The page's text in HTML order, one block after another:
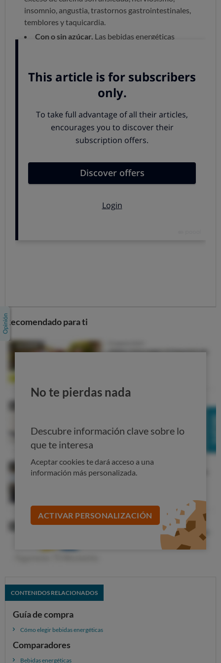
insomnio, angustia, trastornos gastrointestinales,
temblores y taquicardia.
Con o sin azúcar. Las bebidas energéticas
aportan calorías vacías. Existe también la opción de
bebidas "light", sin azúcar: casi la mitad de las
analizadas pertenecen a esa categoría.
Taurina.
Es un aminoácido que
interviene en la
y está en alimentos como la
carne y el marisco.
El organismo la produce de
se consigue en laboratorio.
inofensivo.
cafeína: entre 40 y 80 mg por gramo. Se le presuponen
53
ANALIZADO EN EL LABORATORIO
HAZTE SOCIO A 2€ 2 MESES
¿Eres socio? Accede a tu cuenta
MALA CALIDAD
HAZTE SOCIO A 2€ 2 MESES
¿Eres socio? Accede a tu cuenta
Recomendado para ti
No te pierdas nada
Descubre información clave sobre lo
que te interesa
Aceptar cookies te dará acceso a una
información más personalizada.
ACTIVAR PERSONALIZACIÓN
CONTENIDOS RELACIONADOS
Guía de compra
Cómo elegir bebidas energéticas
Comparadores
Bebidas energéticas